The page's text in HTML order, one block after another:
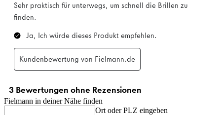
Fielmann in deiner Nähe finden
Ort oder PLZ eingeben